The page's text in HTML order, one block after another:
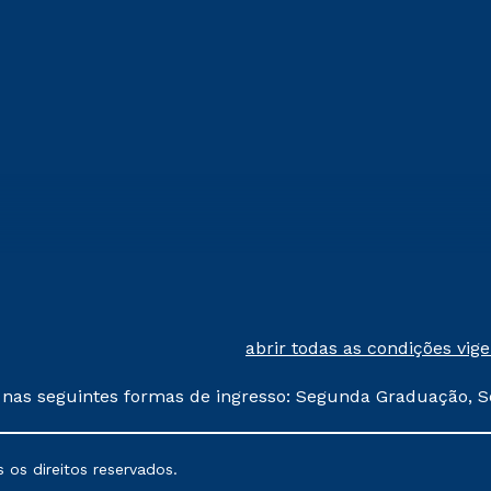
abrir todas as condições
seguintes formas de ingresso: Segunda Graduação,
poderão sofrer alterações nos períodos de
os direitos reservados.